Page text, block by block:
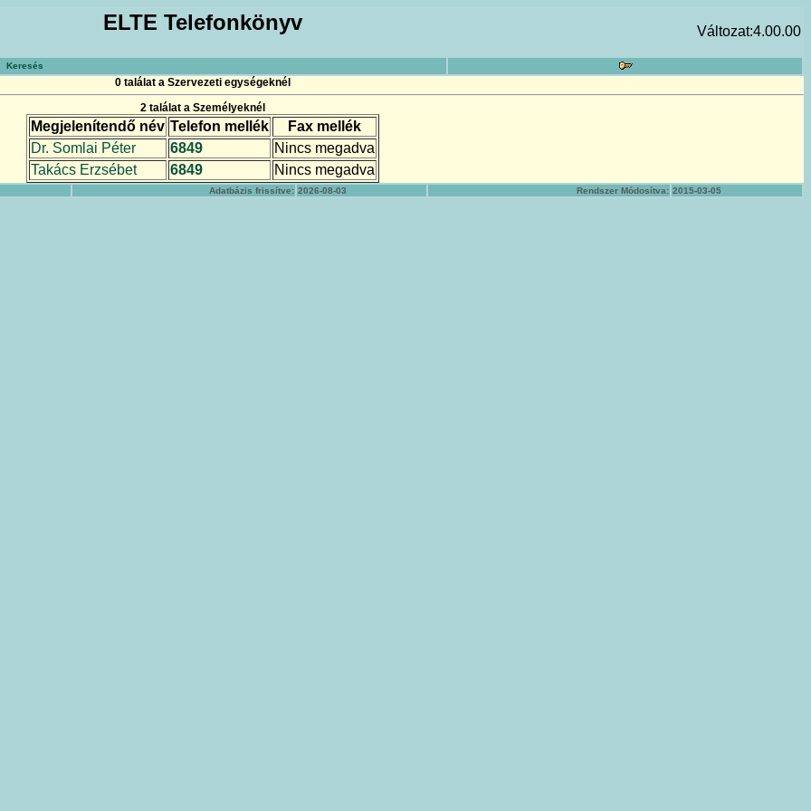
ELTE Telefonkönyv Változat:4.00.00
Keresés
0 találat a Szervezeti egységeknél
2 találat a Személyeknél
Megjelenítendő név Telefon mellék
Fax mellék
Dr. Somlai Péter
6849
Nincs megadva
Takács Erzsébet
6849 Nincs megadva
Adatbázis frissítve: 2026-08-03 Rendszer Módosítva: 2015-03-05